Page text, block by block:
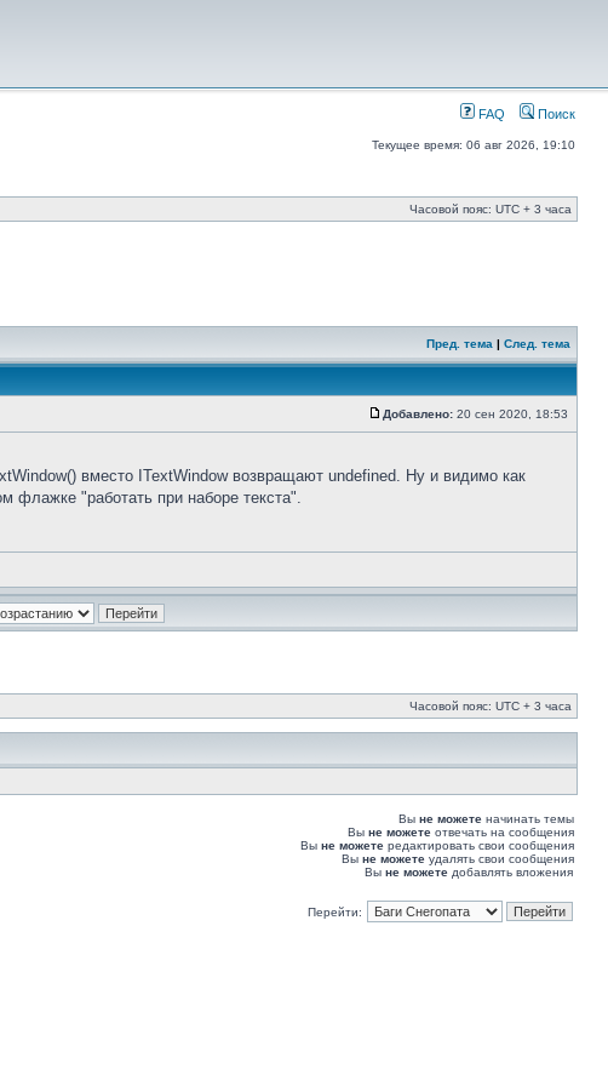
FAQ Поиск
Текущее время: 06 авг 2026, 19:10
Часовой пояс: UTC + 3 часа
Пред. тема | След. тема
Добавлено: 20 сен 2020, 18:53
вместо ITextWindow возвращают undefined. Ну и видимо как
флажке "работать при наборе текста".
Часовой пояс: UTC + 3 часа
Вы не можете начинать темы
Вы не можете отвечать на сообщения
Вы не можете редактировать свои сообщения
Вы не можете удалять свои сообщения
Вы не можете добавлять вложения
Перейти: